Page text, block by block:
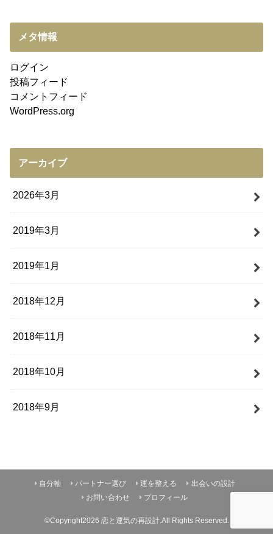
メタ情報
ログイン
投稿フィード
コメントフィード
WordPress.org
アーカイブ
2026年3月
2019年3月
2019年1月
2018年12月
2018年11月
2018年10月
2018年9月
自分軸 パートナー選び 運を整える
出会いの設計
お問い合わせ
プロフィール
©Copyright2026 恋と運気の再設計.All Rights Reserved.